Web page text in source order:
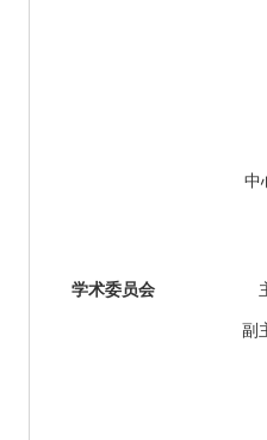
中
学术委员会
副